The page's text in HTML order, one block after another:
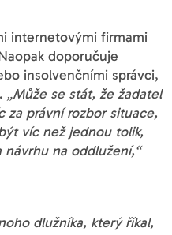
internetovými firmami
doporučuje
insolvenčními správci,
„Může se stát, že žadatel
za právní rozbor situace,
víc než jednou tolik,
na oddlužení,“
dlužníka, který říkal,